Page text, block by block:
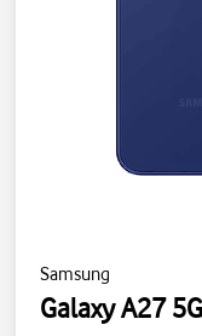
Samsung
Galaxy A27 5G